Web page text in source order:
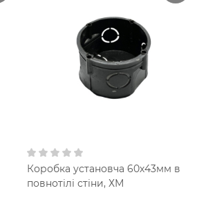
Коробка установча 60х43мм в
повнотілі стіни, ХМ